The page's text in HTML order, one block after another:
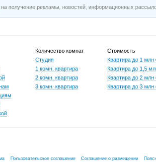
на получение рекламы, новостей, информационных
Количество комнат
Студия
1 комн. квартира
2 комн. квартира
3 комн. квартира
Стоимость
Квартира до 1 млн
Квартира до 1,5
Квартира до 2 млн
Квартира до 3 млн
Пользовательское соглашение Соглашение о размещении